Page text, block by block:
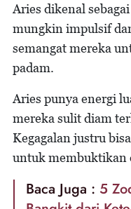
Aries dikenal
mungkin impulsif
semangat mereka
padam.
Aries punya energi
mereka sulit diam
Kegagalan justru
untuk membuktikan
Baca Juga : 5